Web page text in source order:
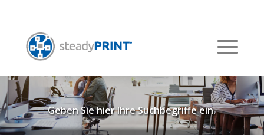
Willkommen in unserer
Knowledgebase
Geben Sie hier Ihre Suchbegriffe ein.